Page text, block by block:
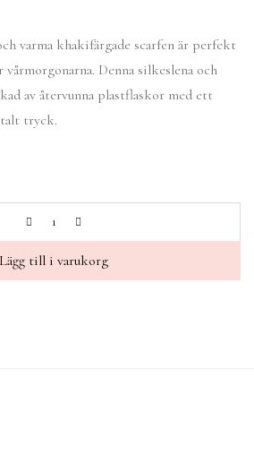
varma khakifärgade scarfen är perfekt
Denna silkeslena och
av återvunna plastflaskor med ett
tryck.
Lägg till i varukorg